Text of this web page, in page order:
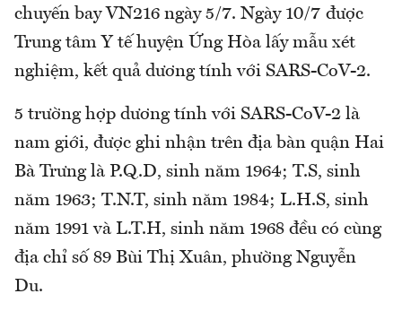
chuyến bay VN216 ngày 5/7. Ngày 10/7 được
Trung tâm Y tế huyện Ứng Hòa lấy mẫu xét
nghiệm, kết quả dương tính với SARS-CoV-2.
5 trường hợp dương tính với SARS-CoV-2 là
nam giới, được ghi nhận trên địa bàn quận Hai
Bà Trưng là P.Q.D, sinh năm 1964; T.S, sinh
năm 1963; T.N.T, sinh năm 1984; L.H.S, sinh
năm 1991 và L.T.H, sinh năm 1968 đều có cùng
địa chỉ số 89 Bùi Thị Xuân, phường Nguyễn
Du.